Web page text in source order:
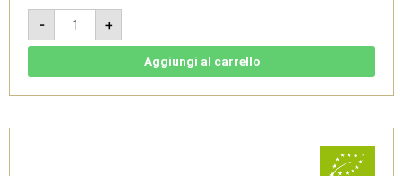
-
Costa
Verde
2021
-
di
Classico
+
Aggiungi al carrello